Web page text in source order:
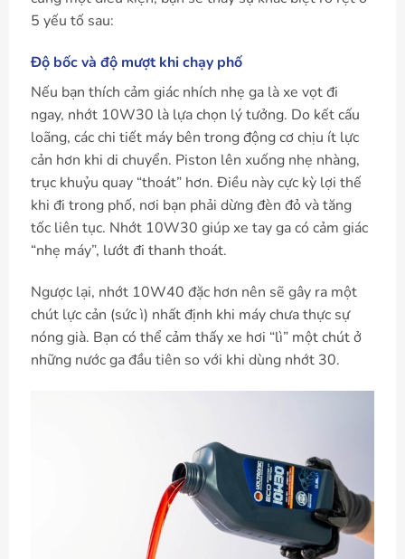
5 yếu tố sau:
Độ bốc và độ mượt khi chạy phố
Nếu bạn thích cảm giác nhích nhẹ ga là xe vọt đi
ngay, nhớt 10W30 là lựa chọn lý tưởng. Do kết cấu
loãng, các chi tiết máy bên trong động cơ chịu ít lực
cản hơn khi di chuyển. Piston lên xuống nhẹ nhàng,
trục khuỷu quay “thoát” hơn. Điều này cực kỳ lợi thế
khi đi trong phố, nơi bạn phải dừng đèn đỏ và tăng
tốc liên tục. Nhớt 10W30 giúp xe tay ga có cảm giác
“nhẹ máy”, lướt đi thanh thoát.
Ngược lại, nhớt 10W40 đặc hơn nên sẽ gây ra một
chút lực cản (sức ì) nhất định khi máy chưa thực sự
nóng già. Bạn có thể cảm thấy xe hơi “lì” một chút ở
những nước ga đầu tiên so với khi dùng nhớt 30.